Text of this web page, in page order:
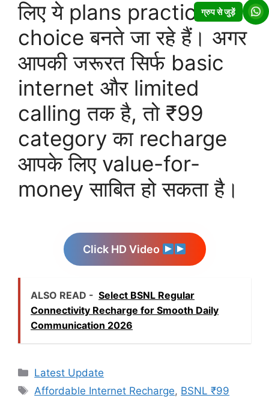
लिए ये plans practical
choice बनते जा रहे हैं। अगर
आपकी जरूरत सिर्फ basic
internet और limited
calling तक है, तो ₹99
category का recharge
आपके लिए value-for-
money साबित हो सकता है।
Click HD Video
ALSO READ - Select BSNL Regular
Connectivity Recharge for Smooth Daily
Communication 2026
Categories
Latest Update
Tags
Affordable Internet Recharge, BSNL ₹99
ग्रुप से जुड़ें